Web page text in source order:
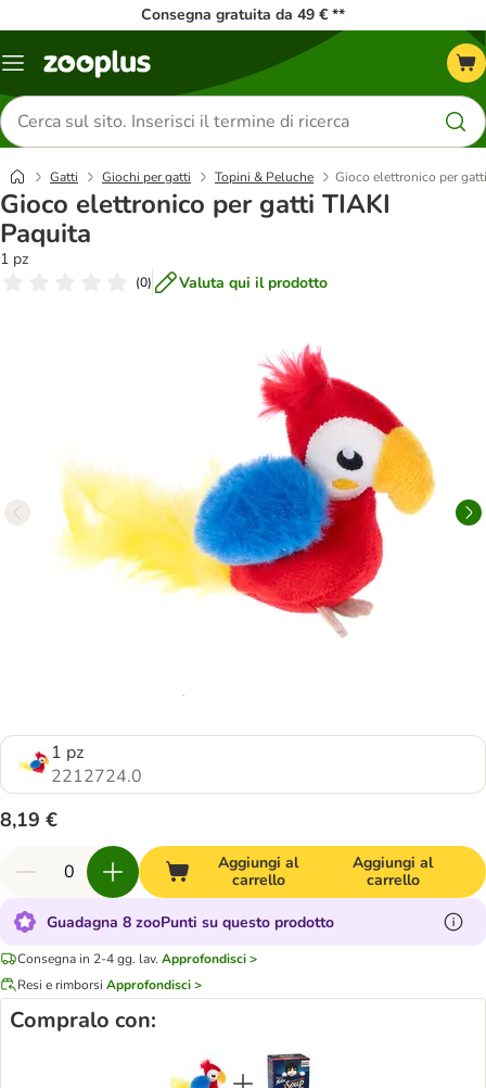
Consegna gratuita da 49 € **
Overview
Cerca
prodotti
Gatti Giochi per gatti Topini & Peluche Gioco elettronico per
Gioco elettronico per gatti TIAKI
Paquita
1 pz
(0) Valuta qui il prodotto
1 pz
2212724.0
8,19 €
Aggiungi al
carrello
Aggiungi al
carrello
Guadagna 8 zooPunti su questo prodotto
Consegna in 2-4 gg. lav. Approfondisci >
Resi e rimborsi Approfondisci >
Compralo con: